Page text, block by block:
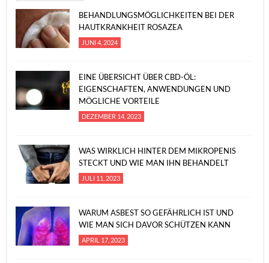
BEHANDLUNGSMÖGLICHKEITEN BEI DER
HAUTKRANKHEIT ROSAZEA
JUNI 4, 2024
EINE ÜBERSICHT ÜBER CBD-ÖL:
EIGENSCHAFTEN, ANWENDUNGEN UND
MÖGLICHE VORTEILE
DEZEMBER 14, 2023
WAS WIRKLICH HINTER DEM MIKROPENIS
STECKT UND WIE MAN IHN BEHANDELT
JULI 11, 2023
WARUM ASBEST SO GEFÄHRLICH IST UND
WIE MAN SICH DAVOR SCHÜTZEN KANN
APRIL 17, 2023